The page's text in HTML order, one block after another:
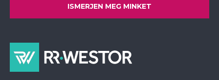
ISMERJEN MEG MINKET